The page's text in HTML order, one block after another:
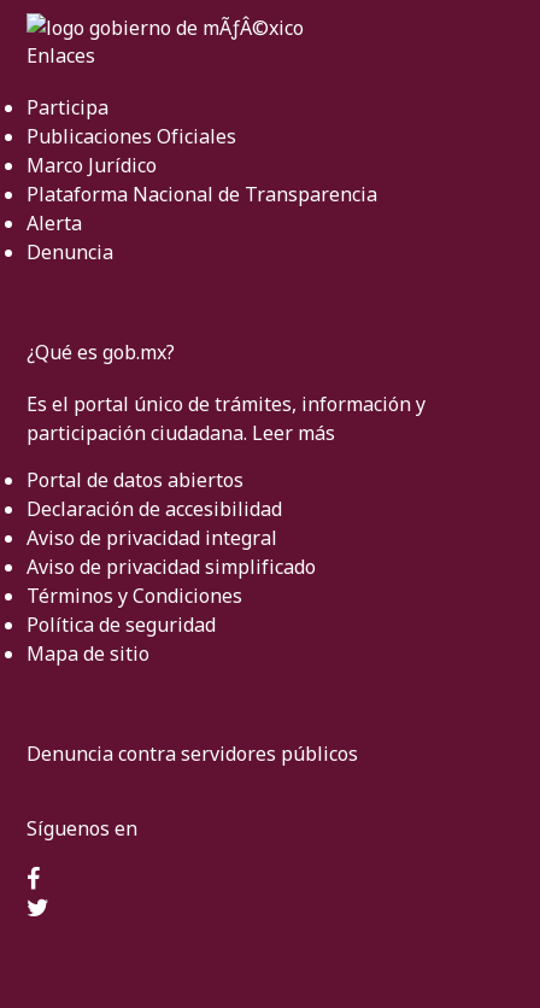
Enlaces
Participa
Publicaciones Oficiales
Marco Jurídico
Plataforma Nacional de Transparencia
Alerta
Denuncia
¿Qué es gob.mx?
Es el portal único de trámites, información y
participación ciudadana. Leer más
Portal de datos abiertos
Declaración de accesibilidad
Aviso de privacidad integral
Aviso de privacidad simplificado
Términos y Condiciones
Política de seguridad
Mapa de sitio
Denuncia contra servidores públicos
Síguenos en